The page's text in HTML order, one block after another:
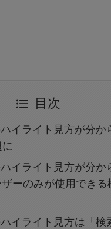
目次
イライト見方が分か
イライト見方が分か
ーのみが使用できる
イライト見方は「検